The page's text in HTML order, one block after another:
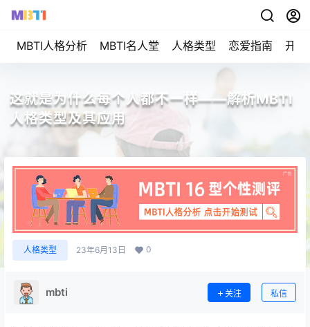
MBTI人格分析 MBTI名人堂 人格类型 恋爱指南 开始
这就是为什么每个人都不一样——解析MBTI
人格类型及其应用
人格类型 23年6月13日 0
mbti 关注 私信